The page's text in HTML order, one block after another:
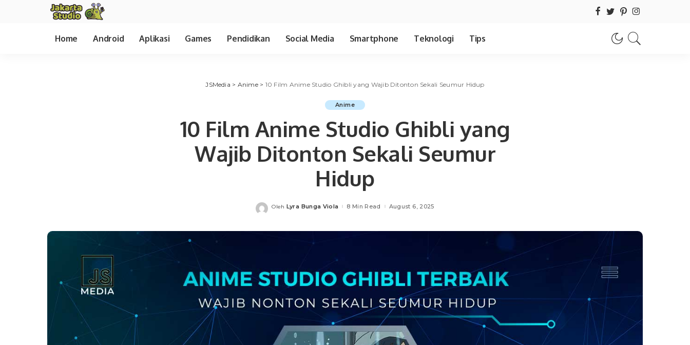
Home Android Aplikasi Games Pendidikan Social Media Smartphone Teknologi Tips
JSMedia > Anime> 10 Film Anime Studio Ghibli yang Wajib Ditonton Sekali Seumur Hidup
Anime
10 Film Anime Studio Ghibli yang
Wajib Ditonton Sekali Seumur
Hidup
Posted
Oleh Lyra Bunga Viola 8 Min Read August 6, 2025